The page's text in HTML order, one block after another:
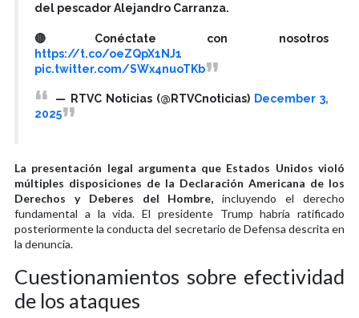
del pescador Alejandro Carranza.
🔴Conéctate con nosotros
https://t.co/oeZQpX1NJ1
pic.twitter.com/SWx4nuoTKb
— RTVC Noticias (@RTVCnoticias) December 3,
2025
La presentación legal argumenta que Estados Unidos violó
múltiples disposiciones de la Declaración Americana de los
Derechos y Deberes del Hombre, incluyendo el derecho
fundamental a la vida. El presidente Trump habría ratificado
posteriormente la conducta del secretario de Defensa descrita en
la denuncia.
Cuestionamientos sobre efectividad
de los ataques